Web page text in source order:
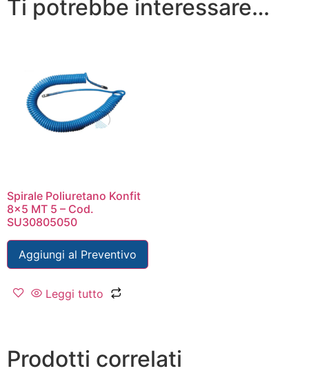
Ti potrebbe interessare…
Spirale Poliuretano Konfit
8×5 MT 5 – Cod.
SU30805050
Aggiungi al Preventivo
Leggi tutto
Prodotti correlati